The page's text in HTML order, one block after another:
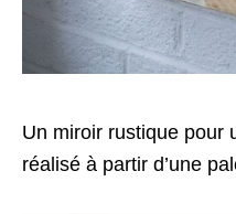
Un miroir rustique pour
réalisé à partir d’une